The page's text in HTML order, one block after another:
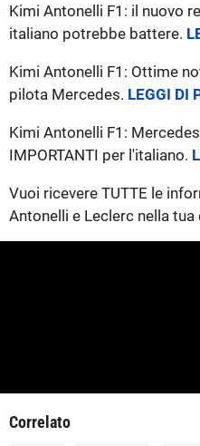
Kimi Antonelli F1: il nuovo
italiano potrebbe battere.
Kimi Antonelli F1: Ottime
pilota Mercedes. LEGGI DI
Kimi Antonelli F1:
IMPORTANTI per l'italiano.
Vuoi ricevere TUTTE le
Antonelli e Leclerc nella tua
Correlato